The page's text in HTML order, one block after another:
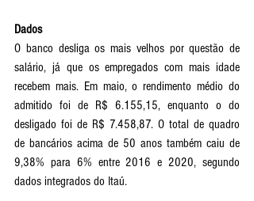
Dados
O banco desliga os mais velhos por questão de
salário, já que os empregados com mais idade
recebem mais. Em maio, o rendimento médio do
admitido foi de R$ 6.155,15, enquanto o do
desligado foi de R$ 7.458,87. O total de quadro
de bancários acima de 50 anos também caiu de
9,38% para 6% entre 2016 e 2020, segundo
dados integrados do Itaú.